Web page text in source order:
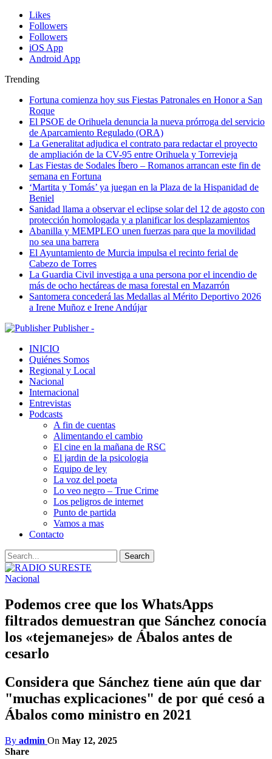
Likes
Followers
Followers
iOS App
Android App
Trending
Fortuna comienza hoy sus Fiestas Patronales en Honor a San
Roque
El PSOE de Orihuela denuncia la nueva prórroga del servicio
de Aparcamiento Regulado (ORA)
La Generalitat adjudica el contrato para redactar el proyecto
de ampliación de la CV-95 entre Orihuela y Torrevieja
Las Fiestas de Sodales Íbero – Romanos arrancan este fin de
semana en Fortuna
‘Martita y Tomás’ ya juegan en la Plaza de la Hispanidad de
Beniel
Sanidad llama a observar el eclipse solar del 12 de agosto con
protección homologada y a planificar los desplazamientos
Abanilla y MEMPLEO unen fuerzas para que la movilidad
no sea una barrera
El Ayuntamiento de Murcia impulsa el recinto ferial de
Cabezo de Torres
La Guardia Civil investiga a una persona por el incendio de
más de ocho hectáreas de masa forestal en Mazarrón
Santomera concederá las Medallas al Mérito Deportivo 2026
a Irene Muñoz e Irene Andújar
Publisher -
INICIO
Quiénes Somos
Regional y Local
Nacional
Internacional
Entrevistas
Podcasts
A fin de cuentas
Alimentando el cambio
El cine en la mañana de RSC
El jardin de la psicologia
Equipo de ley
La voz del poeta
Lo veo negro – True Crime
Los peligros de internet
Punto de partida
Vamos a mas
Contacto
Nacional
Podemos cree que los WhatsApps
filtrados demuestran que Sánchez conocía
los «tejemanejes» de Ábalos antes de
cesarlo
Considera que Sánchez tiene aún que dar
"muchas explicaciones" de por qué cesó a
Ábalos como ministro en 2021
By admin On May 12, 2025
Share